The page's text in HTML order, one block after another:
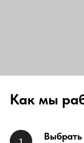
Как мы